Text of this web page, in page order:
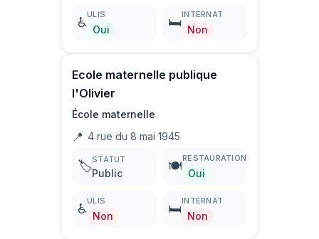
♿
ULIS
Oui 🛏️
INTERNAT
Non
Ecole maternelle publique
l'Olivier
École maternelle
📍 4 rue du 8 mai 1945
🏷️STATUT
Public 🍽️
RESTAURATION
Oui
♿
ULIS
Non 🛏️
INTERNAT
Non